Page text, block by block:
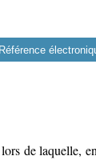
Référence
de laquelle,